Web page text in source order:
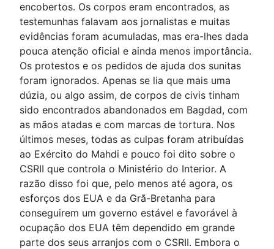
encobertos. Os corpos eram encontrados, as
testemunhas falavam aos jornalistas e muitas
evidências foram acumuladas, mas era-lhes dada
pouca atenção oficial e ainda menos importância.
Os protestos e os pedidos de ajuda dos sunitas
foram ignorados. Apenas se lia que mais uma
dúzia, ou algo assim, de corpos de civis tinham
sido encontrados abandonados em Bagdad, com
as mãos atadas e com marcas de tortura. Nos
últimos meses, todas as culpas foram atribuídas
ao Exército do Mahdi e pouco foi dito sobre o
CSRII que controla o Ministério do Interior. A
razão disso foi que, pelo menos até agora, os
esforços dos EUA e da Grã-Bretanha para
conseguirem um governo estável e favorável à
ocupação dos EUA têm dependido em grande
parte dos seus arranjos com o CSRII. Embora o